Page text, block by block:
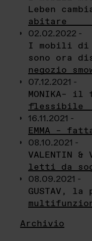
Leben
abitare
02.02.2022 -
I mobili di
sono ora
negozio
07.12.2021 -
MONIKA–
flessibile
16.11.2021 -
EMMA –
08.10.2021 -
VALENTIN &
letti da
08.09.2021 -
GUSTAV, la
Archivio